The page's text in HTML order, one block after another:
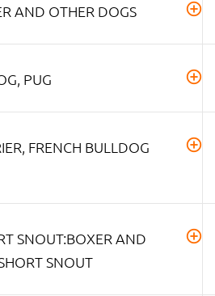
AND OTHER DOGS
PUG
FRENCH BULLDOG
SNOUT:BOXER AND
SNOUT